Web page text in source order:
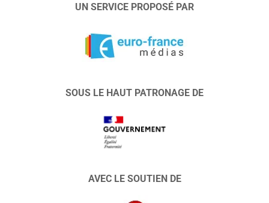
UN SERVICE PROPOSÉ PAR
SOUS LE HAUT PATRONAGE DE
AVEC LE SOUTIEN DE